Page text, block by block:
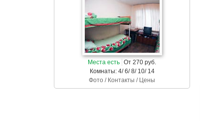
Места есть От 270 руб.
Комнаты: 4/ 6/ 8/ 10/ 14
Фото / Контакты / Цены